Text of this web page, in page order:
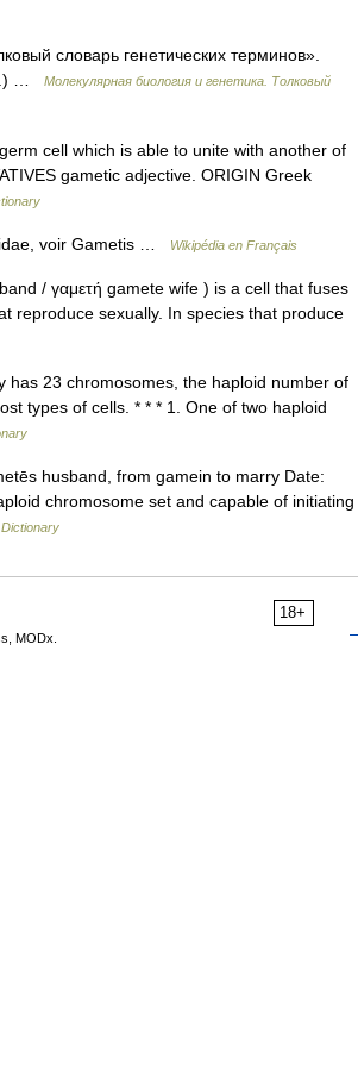
словарь генетических терминов».
…
Молекулярная биология и генетика. Толковый
cell which is able to unite with another of
gametic adjective. ORIGIN Greek
voir Gametis … Wikipédia en Français
/ γαμετή gamete wife ) is a cell that fuses
reproduce sexually. In species that produce
23 chromosomes, the haploid number of
types of cells. * * * 1. One of two haploid
husband, from gamein to marry Date:
chromosome set and capable of initiating
18+
MODx.